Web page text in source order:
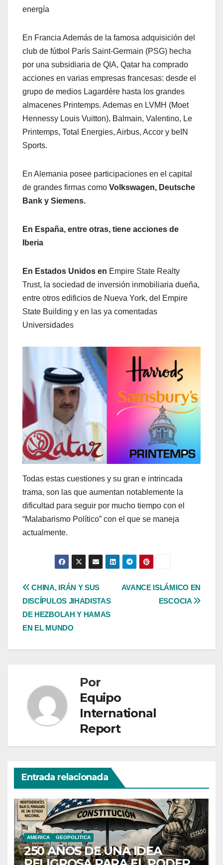
energía
En Francia Además de la famosa adquisición del
club de fútbol París Saint-Germain (PSG) hecha
por una subsidiaria de QIA, Qatar ha comprado
acciones en varias empresas francesas: desde el
grupo de medios Lagardère hasta los grandes
almacenes Printemps. Ademas en LVMH (Moet
Hennessy Louis Vuitton), Balmain, Valentino, Le
Printemps, Total Energies, Airbus, Accor y beIN
Sports.
En Alemania posee participaciones en el capital
de grandes firmas como Volkswagen, Deutsche
Bank y Siemens.
En España, entre otras, tiene acciones de
Iberia
En Estados Unidos en Empire State Realty
Trust, la sociedad de inversión inmobiliaria dueña,
entre otros edificios de Nueva York, del Empire
State Building y en las ya comentadas
Universidades
Todas estas cuestiones y su gran e intrincada
trama, son las que aumentan notablemente la
dificultad para seguir por mucho tiempo con el
“Malabarismo Político” con el que se maneja
actualmente.
Navegación
de
entradas
AVANCE ISLÁMICO EN
ESCOCIA
CHINA, IRÁN Y SUS
DISCÍPULOS JIHADISTAS
DE HEZBOLAH Y HAMAS
EN EL MUNDO
Por
Equipo
International
Report
Entrada relacionada
AMERICA GEOPOLITICA
250 AÑOS DE UNA IDEA